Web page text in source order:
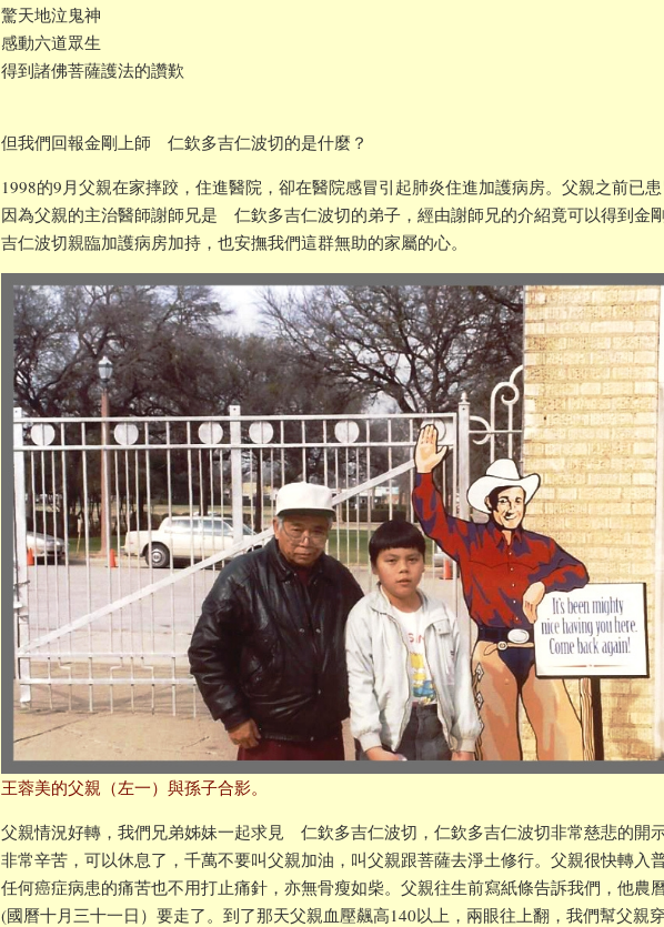
驚天地泣鬼神
感動六道眾生
得到諸佛菩薩護法的讚歎
但我們回報金剛上師 仁欽多吉仁波切的是什麼？
1998的9月父親在家摔跤，住進醫院，卻在醫院感冒引起肺炎住進加護病房。父親之前已患
因為父親的主治醫師謝師兄是 仁欽多吉仁波切的弟子，經由謝師兄的介紹竟可以得到
吉仁波切親臨加護病房加持，也安撫我們這群無助的家屬的心。
王蓉美的父親（左一）與孫子合影。
父親情況好轉，我們兄弟姊妹一起求見 仁欽多吉仁波切，仁欽多吉仁波切非常慈悲的開
非常辛苦，可以休息了，千萬不要叫父親加油，叫父親跟菩薩去淨土修行。父親很快轉入
任何癌症病患的痛苦也不用打止痛針，亦無骨瘦如柴。父親往生前寫紙條告訴我們，他農
(國曆十月三十一日）要走了。到了那天父親血壓飆高140以上，兩眼往上翻，我們幫父親